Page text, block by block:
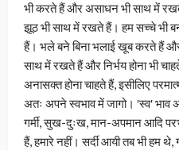
भी करते हैं और असाधन भी साथ में
झूठ भी साथ में रखते हैं। हम सच्चे भी
हैं। भले बने बिना भलाई खूब करते हैं
साथ में रखते हैं और निर्भय होना भी
अनासक्त होना चाहते हैं, इसीलिए
अतः अपने स्वभाव में जागो। ʹस्वʹ भाव
गर्मी, सुख-दुःख, मान-अपमान आदि
हैं, हमारे नहीं। सर्दी आयी तब भी हम